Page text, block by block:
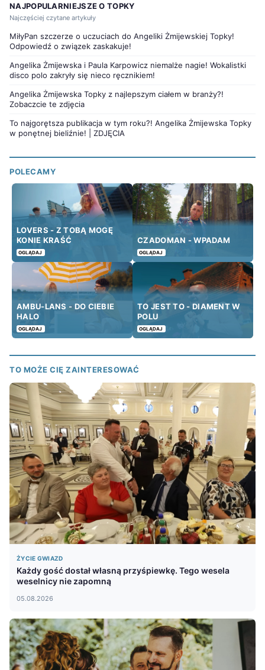
NAJPOPULARNIEJSZE O TOPKY
Najczęściej czytane artykuły
MiłyPan szczerze o uczuciach do Angeliki Żmijewskiej Topky!
Odpowiedź o związek zaskakuje!
Angelika Żmijewska i Paula Karpowicz niemalże nagie! Wokalistki
disco polo zakryły się nieco ręcznikiem!
Angelika Żmijewska Topky z najlepszym ciałem w branży?!
Zobaczcie te zdjęcia
To najgorętsza publikacja w tym roku?! Angelika Żmijewska Topky
w ponętnej bieliźnie! | ZDJĘCIA
POLECAMY
LOVERS - Z TOBĄ MOGĘ
KONIE KRAŚĆ
OGLĄDAJ
CZADOMAN - WPADAM
OGLĄDAJ
AMBU-LANS - DO CIEBIE
HALO
OGLĄDAJ
TO JEST TO - DIAMENT W
POLU
OGLĄDAJ
TO MOŻE CIĘ ZAINTERESOWAĆ
ŻYCIE GWIAZD
Każdy gość dostał własną przyśpiewkę. Tego wesela
weselnicy nie zapomną
05.08.2026